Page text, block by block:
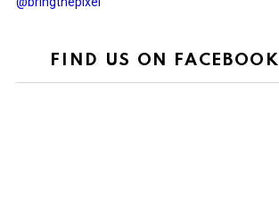
FIND US ON FACEBOOK